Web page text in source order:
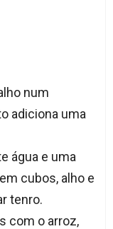
num
adiciona uma
água e uma
cubos, alho e
tenro.
com o arroz,